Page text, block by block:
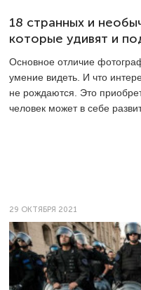
18 странных и
которые удивят и
Основное отличие
умение видеть. И что
не рождаются. Это
человек может в себе
29 ОКТЯБРЯ 2021